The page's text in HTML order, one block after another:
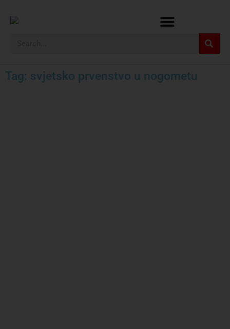
Tag: svjetsko prvenstvo u nogometu